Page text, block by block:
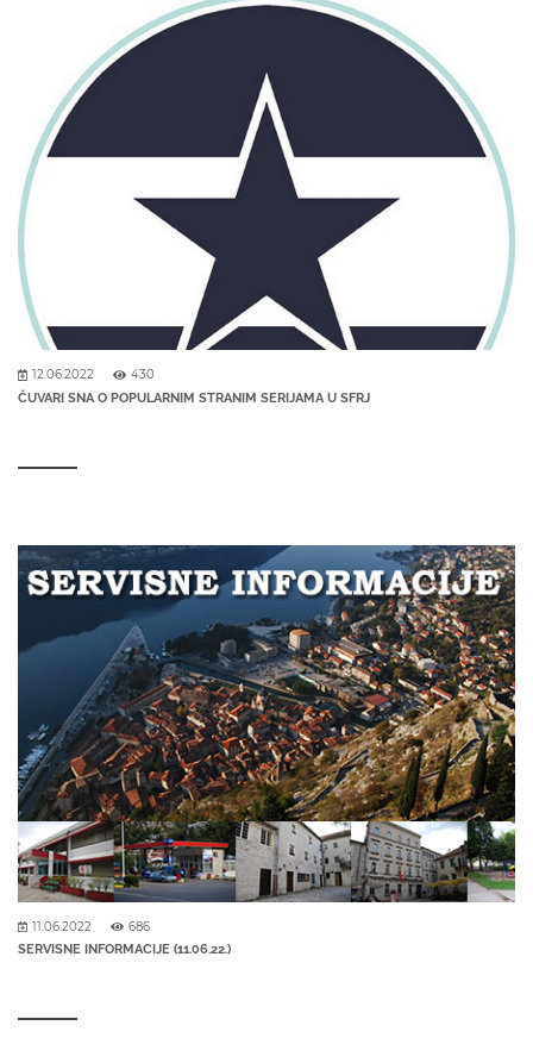
12.06.2022 430
ČUVARI SNA O POPULARNIM STRANIM SERIJAMA U SFRJ
11.06.2022 686
SERVISNE INFORMACIJE (11.06.22.)